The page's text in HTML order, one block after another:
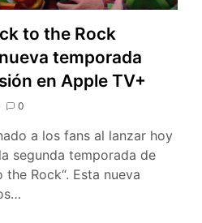
to the Rock
temporada
en Apple TV+
0
a los fans al lanzar hoy
segunda temporada de
Rock“. Esta nueva